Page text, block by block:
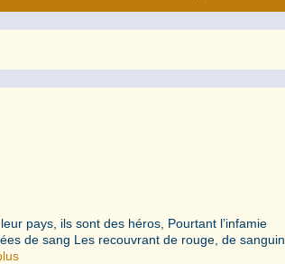
pays, ils sont des héros, Pourtant l’infamie
de sang Les recouvrant de rouge, de sanguin,